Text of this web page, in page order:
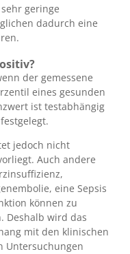
geringe
dadurch eine
der gemessene
eines gesunden
ist testabhängig
jedoch nicht
Auch andere
eine Sepsis
können zu
Deshalb wird das
mit den klinischen
Untersuchungen